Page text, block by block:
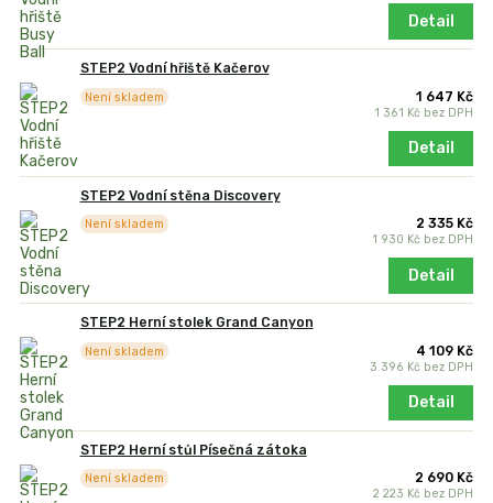
Detail
STEP2 Vodní hřiště Kačerov
1 647 Kč
1 361 Kč bez DPH
Není skladem
Detail
STEP2 Vodní stěna Discovery
2 335 Kč
1 930 Kč bez DPH
Není skladem
Detail
STEP2 Herní stolek Grand Canyon
4 109 Kč
3 396 Kč bez DPH
Není skladem
Detail
STEP2 Herní stůl Písečná zátoka
2 690 Kč
2 223 Kč bez DPH
Není skladem